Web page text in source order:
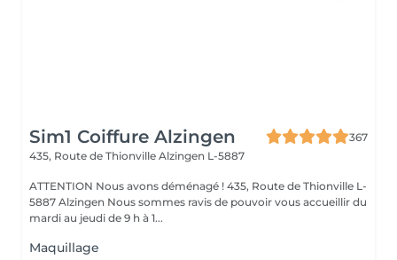
Sim1 Coiffure Alzingen
367
435, Route de Thionville Alzingen L-5887
ATTENTION Nous avons déménagé ! 435, Route de Thionville L-
5887 Alzingen Nous sommes ravis de pouvoir vous accueillir du
mardi au jeudi de 9 h à 1...
Maquillage